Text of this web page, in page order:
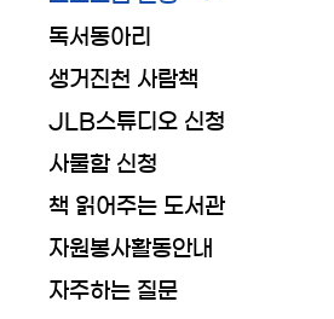
독서동아리
생거진천 사람책
JLB스튜디오 신청
사물함 신청
책 읽어주는 도서관
자원봉사활동안내
자주하는 질문